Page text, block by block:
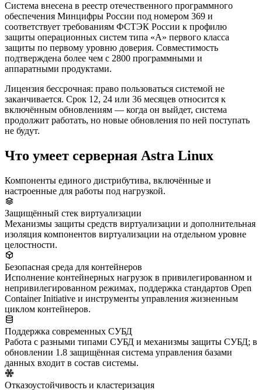
Система внесена в реестр отечественного программного
обеспечения Минцифры России под номером 369 и
соответствует требованиям ФСТЭК России к профилю
защиты операционных систем типа «А» первого класса
защиты по первому уровню доверия. Совместимость
подтверждена более чем с 2800 программными и
аппаратными продуктами.
Лицензия бессрочная: право пользоваться системой не
заканчивается. Срок 12, 24 или 36 месяцев относится к
включённым обновлениям — когда он выйдет, система
продолжит работать, но новые обновления по ней поступать
не будут.
Что умеет серверная Astra Linux
Компоненты единого дистрибутива, включённые и
настроенные для работы под нагрузкой.
Защищённый стек виртуализации
Механизмы защиты средств виртуализации и дополнительная
изоляция компонентов виртуализации на отдельном уровне
целостности.
Безопасная среда для контейнеров
Исполнение контейнерных нагрузок в привилегированном и
непривилегированном режимах, поддержка стандартов Open
Container Initiative и инструменты управления жизненным
циклом контейнеров.
Поддержка современных СУБД
Работа с разными типами СУБД и механизмы защиты СУБД; в
обновлении 1.8 защищённая система управления базами
данных входит в состав системы.
Отказоустойчивость и кластеризация